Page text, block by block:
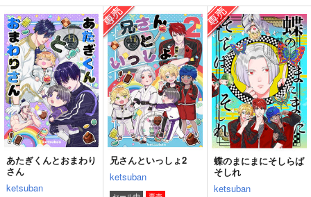
猫の耳に念仏 秋
ketsuban
715 円（税込）
南泉一文字
サンプル
作品詳細
あたぎくんとおまわり
さん
ketsuban
944円（税込）
安宅切
サンプル
作品詳細
猫の耳に念仏 総集編
ketsuban
1,320円（税込）
八丁念仏
サンプル
作品詳細
あたぎくんとおまわり
さん
ketsuban
兄さんといっしょ2
ketsuban
蝶のまにまにそしらば
そしれ
ketsuban